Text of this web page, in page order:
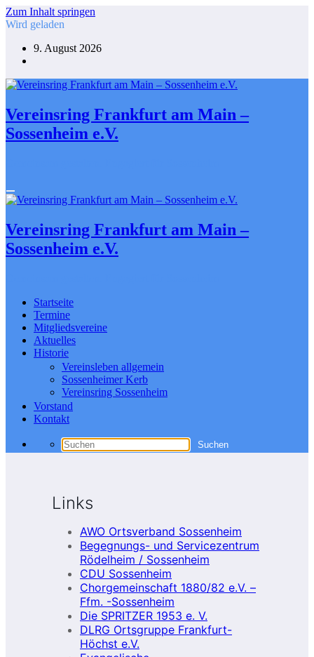
Zum Inhalt springen
Wird geladen
9. August 2026
Vereinsring Frankfurt am Main –
Sossenheim e.V.
Vereinsring Frankfurt am Main –
Sossenheim e.V.
Startseite
Termine
Mitgliedsvereine
Aktuelles
Historie
Vereinsleben allgemein
Sossenheimer Kerb
Vereinsring Sossenheim
Vorstand
Kontakt
Links
AWO Ortsverband Sossenheim
Begegnungs- und Servicezentrum
Rödelheim / Sossenheim
CDU Sossenheim
Chorgemeinschaft 1880/82 e.V. –
Ffm. -Sossenheim
Die SPRITZER 1953 e. V.
DLRG Ortsgruppe Frankfurt-
Höchst e.V.